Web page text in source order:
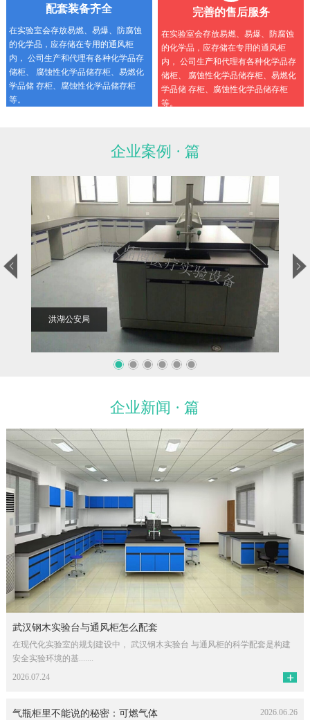
配套装备齐全
在实验室会存放易燃、易爆、防腐蚀
的化学品，应存储在专用的通风柜
内， 公司生产和代理有各种化学品存
储柜、 腐蚀性化学品储存柜、易燃化
学品储 存柜、腐蚀性化学品储存柜
等。
完善的售后服务
在实验室会存放易燃、易爆、防腐蚀
的化学品，应存储在专用的通风柜
内， 公司生产和代理有各种化学品存
储柜、 腐蚀性化学品储存柜、易燃化
学品储 存柜、腐蚀性化学品储存柜
等。
企业案例 · 篇
洪湖公安局
企业新闻 · 篇
武汉钢木实验台与通风柜怎么配套
在现代化实验室的规划建设中， 武汉钢木实验台 与通风柜的科学配套是构建
安全实验环境的基.......
2026.07.24
气瓶柜里不能说的秘密：可燃气体 2026.06.26